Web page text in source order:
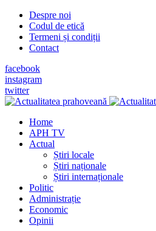
Despre noi
Codul de etică
Termeni și condiții
Contact
facebook
instagram
twitter
Home
APH TV
Actual
Știri locale
Știri naționale
Știri internaționale
Politic
Administrație
Economic
Opinii